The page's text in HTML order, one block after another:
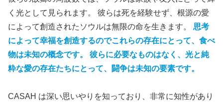
く光として見られます。 彼らは死を経験せず、根源の愛
によって創造されたソウルは無限の命を生きます。
思考
によって幸福を創造するのでこれらの存在にとって、食べ
物は未知の概念です。 彼らに必要なものはなく、光と純
粋な愛の存在たちにとって、闘争は未知の要素です。
CASAH は深い思いやりを知っており、非常に知性があり